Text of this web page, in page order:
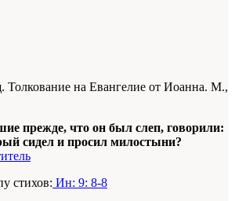
Толкование на Евангелие от Иоанна. М.,
прежде, что он был слеп, говорили:
сидел и просил милостыни?
стихов: Ин: 9: 8-8